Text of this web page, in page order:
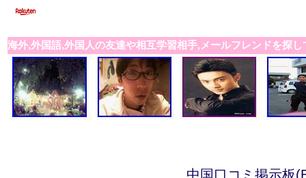
海外,外国語,外国人の友達や相互学習相手,メールフレンドを探し
中国口コミ掲示板